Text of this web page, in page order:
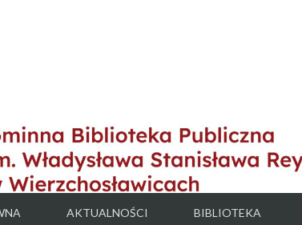
AKTUALNOŚCI BIBLIOTEKA